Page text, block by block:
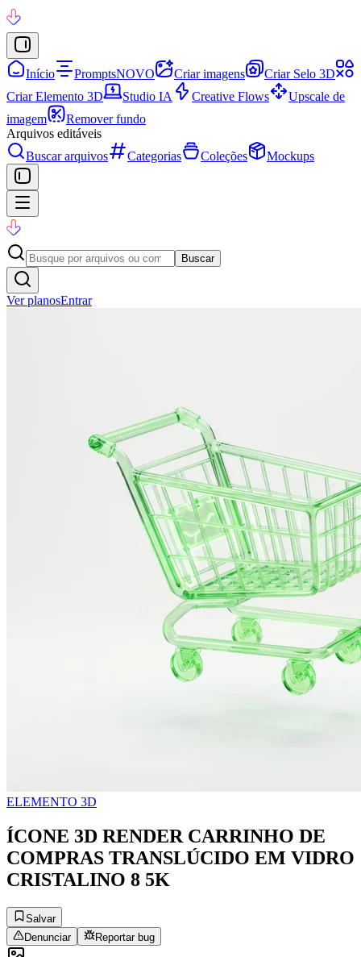
Início PromptsNOVO Criar imagens
Criar Selo 3D
Criar Elemento 3D
Studio IA Creative Flows
Upscale de
imagem
Remover fundo
Arquivos editáveis
Buscar arquivos
Categorias Coleções Mockups
Buscar
Ver planosEntrar
ELEMENTO 3D
ÍCONE 3D RENDER CARRINHO DE
COMPRAS TRANSLÚCIDO EM VIDRO
CRISTALINO 8 5K
Salvar
Denunciar
Reportar bug